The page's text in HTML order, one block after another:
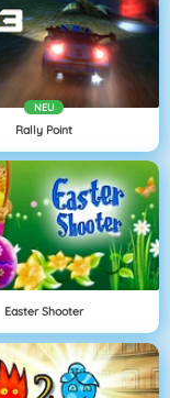
NEU
Rally Point
Easter Shooter